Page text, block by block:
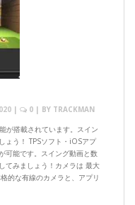
| 0 | BY TRACKMAN
が搭載されています。スイン
ょう！ TPSソフト・iOSアプ
可能です。スイング動画と数
てみましょう！カメラは 最大
的な有線のカメラと、アプリ